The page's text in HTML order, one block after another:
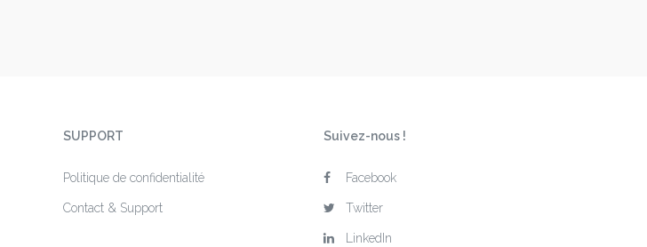
SUPPORT
Politique de confidentialité
Contact & Support
Suivez-nous !
Facebook
Twitter
LinkedIn